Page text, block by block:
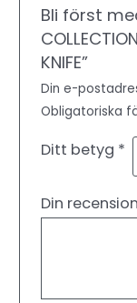
Bli först
KNIFE”
Din e-
Obligatoriska
Ditt betyg *
Din recension